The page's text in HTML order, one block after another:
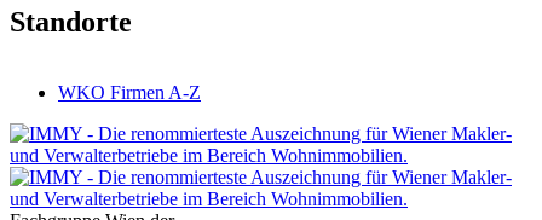
Standorte
WKO Firmen A-Z